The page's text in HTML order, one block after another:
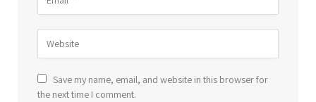
Save my name, email, and website in this browser for
the next time I comment.